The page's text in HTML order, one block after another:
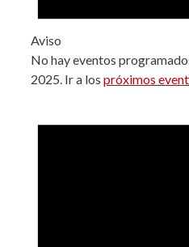
Aviso
No hay eventos
2025. Ir a los próximos